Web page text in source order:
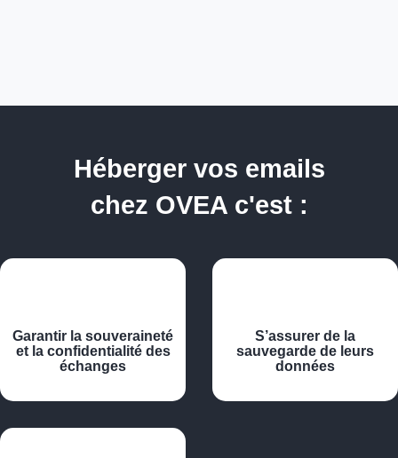
Héberger vos emails
chez OVEA c'est :
Garantir la souveraineté
et la confidentialité des
échanges
S’assurer de la
sauvegarde de leurs
données